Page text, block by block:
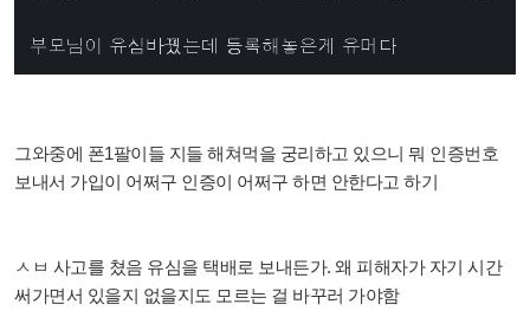
그와중에 폰1팔이들 지들 해쳐먹을 궁리하고 있으니 뭐 인증번호
보내서 가입이 어쩌구 인증이 어쩌구 하면 안한다고 하기
ㅅㅂ 사고를 쳤음 유심을 택배로 보내든가. 왜 피해자가 자기 시간
써가면서 있을지 없을지도 모르는 걸 바꾸러 가야함